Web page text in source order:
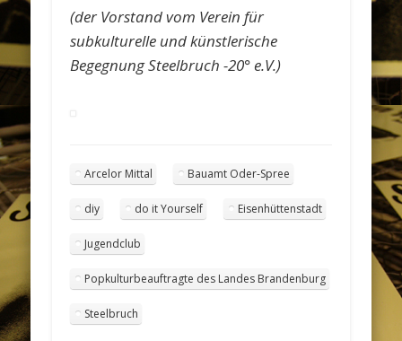
(der Vorstand vom Verein für
subkulturelle und künstlerische
Begegnung Steelbruch -20° e.V.)
Arcelor Mittal Bauamt Oder-Spree
diy do it Yourself Eisenhüttenstadt
Jugendclub
Popkulturbeauftragte des Landes Brandenburg
Steelbruch